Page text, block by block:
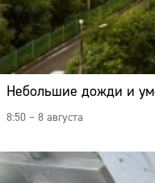
Небольшие дожди и
8:50 – 8 августа